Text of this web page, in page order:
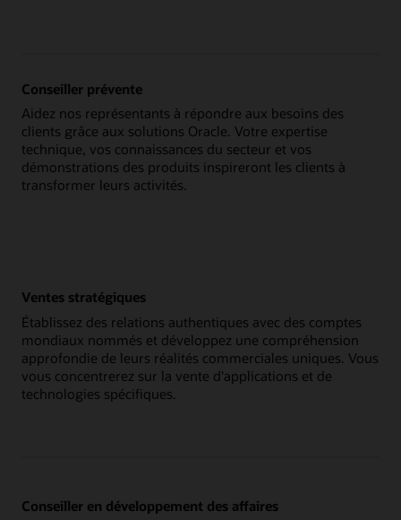
Conseiller prévente
Aidez nos représentants à répondre aux besoins des
clients grâce aux solutions Oracle. Votre expertise
technique, vos connaissances du secteur et vos
démonstrations des produits inspireront les clients à
transformer leurs activités.
Ventes stratégiques
Établissez des relations authentiques avec des comptes
mondiaux nommés et développez une compréhension
approfondie de leurs réalités commerciales uniques. Vous
vous concentrerez sur la vente d'applications et de
technologies spécifiques.
Conseiller en développement des affaires